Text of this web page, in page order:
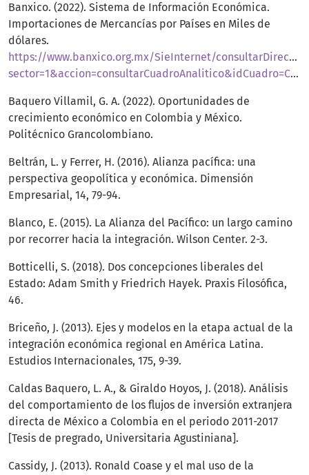
Banxico. (2022). Sistema de Información Económica.
Importaciones de Mercancías por Países en Miles de
dólares.
https://www.banxico.org.mx/SieInternet/
sector=1&accion=consultarCuadroAnalitico&idCuadro=CA6&locale=es
Baquero Villamil, G. A. (2022). Oportunidades de
crecimiento económico en Colombia y México.
Politécnico Grancolombiano.
Beltrán, L. y Ferrer, H. (2016). Alianza pacífica: una
perspectiva geopolítica y económica. Dimensión
Empresarial, 14, 79-94.
Blanco, E. (2015). La Alianza del Pacífico: un largo camino
por recorrer hacia la integración. Wilson Center. 2-3.
Botticelli, S. (2018). Dos concepciones liberales del
Estado: Adam Smith y Friedrich Hayek. Praxis Filosófica,
46.
Briceño, J. (2013). Ejes y modelos en la etapa actual de la
integración económica regional en América Latina.
Estudios Internacionales, 175, 9-39.
Caldas Baquero, L. A., & Giraldo Hoyos, J. (2018). Análisis
del comportamiento de los flujos de inversión extranjera
directa de México a Colombia en el periodo 2011-2017
[Tesis de pregrado, Universitaria Agustiniana].
Cassidy, J. (2013). Ronald Coase y el mal uso de la